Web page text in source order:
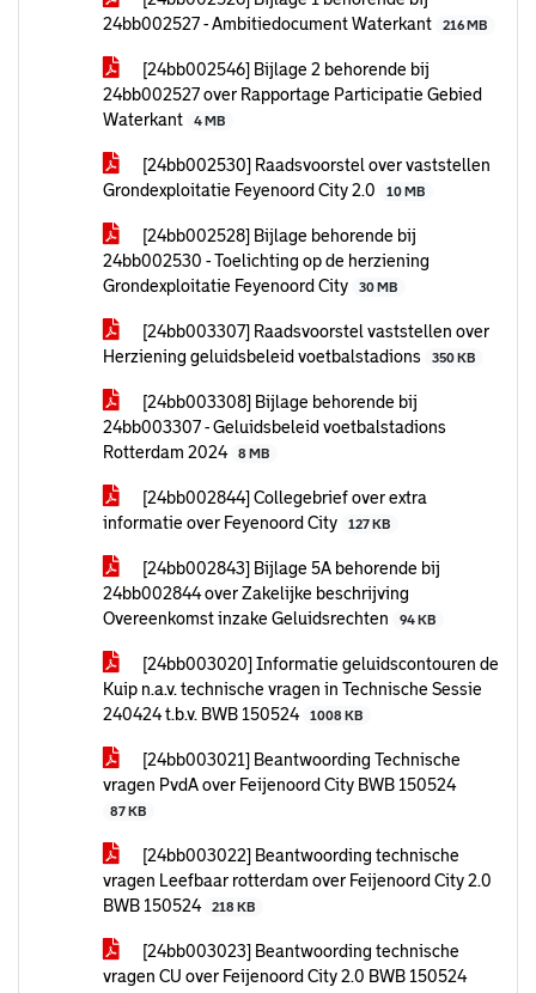
24bb002527 - Ambitiedocument Waterkant
216 MB
[24bb002546] Bijlage 2 behorende bij
24bb002527 over Rapportage Participatie Gebied
Waterkant
4 MB
[24bb002530] Raadsvoorstel over vaststellen
Grondexploitatie Feyenoord City 2.0
10 MB
[24bb002528] Bijlage behorende bij
24bb002530 - Toelichting op de herziening
Grondexploitatie Feyenoord City
30 MB
[24bb003307] Raadsvoorstel vaststellen over
Herziening geluidsbeleid voetbalstadions
350 KB
[24bb003308] Bijlage behorende bij
24bb003307 - Geluidsbeleid voetbalstadions
Rotterdam 2024
8 MB
[24bb002844] Collegebrief over extra
informatie over Feyenoord City
127 KB
[24bb002843] Bijlage 5A behorende bij
24bb002844 over Zakelijke beschrijving
Overeenkomst inzake Geluidsrechten
94 KB
[24bb003020] Informatie geluidscontouren de
Kuip n.a.v. technische vragen in Technische Sessie
240424 t.b.v. BWB 150524
1008 KB
[24bb003021] Beantwoording Technische
vragen PvdA over Feijenoord City BWB 150524
87 KB
[24bb003022] Beantwoording technische
vragen Leefbaar rotterdam over Feijenoord City 2.0
BWB 150524
218 KB
[24bb003023] Beantwoording technische
vragen CU over Feijenoord City 2.0 BWB 150524